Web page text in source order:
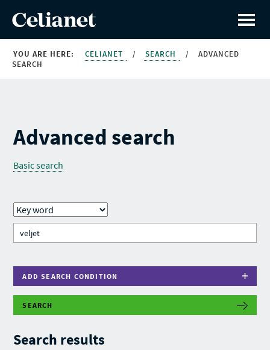
YOU ARE HERE: CELIANET / SEARCH /
ADVANCED
SEARCH
Advanced search
Basic search
ADD SEARCH CONDITION
SEARCH
Search results
F
T